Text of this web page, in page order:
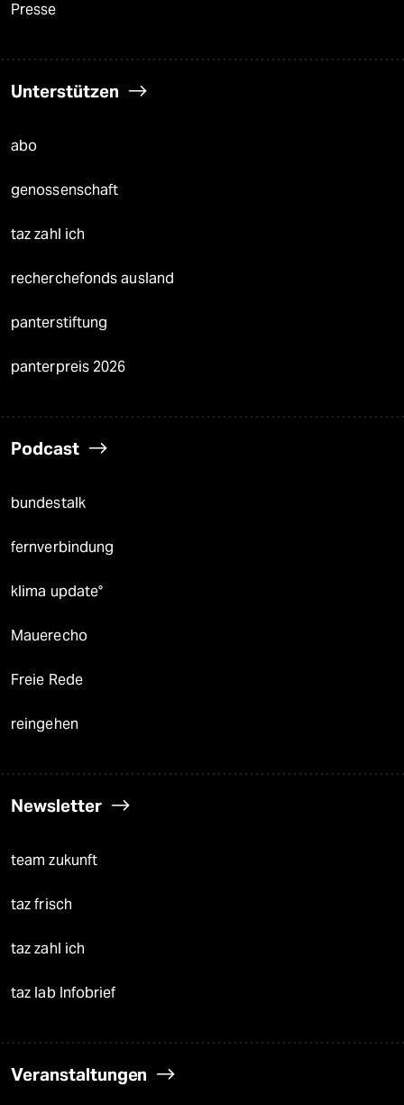
Presse
Unterstützen
abo
genossenschaft
taz zahl ich
recherchefonds ausland
panterstiftung
panterpreis 2026
Podcast
bundestalk
fernverbindung
klima update°
Mauerecho
Freie Rede
reingehen
Newsletter
team zukunft
taz frisch
taz zahl ich
taz lab Infobrief
Veranstaltungen